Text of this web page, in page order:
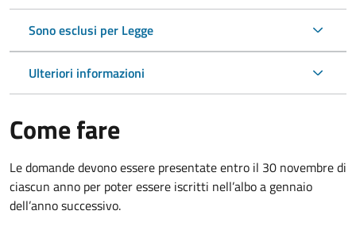
Sono esclusi per Legge
Ulteriori informazioni
Come fare
Le domandedevono essere presentate entro il 30 novembre di
ciascun anno per poter essere iscritti nell’albo a gennaio
dell’anno successivo.